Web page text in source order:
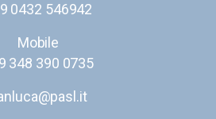
0432 546942
Mobile
348 390 0735